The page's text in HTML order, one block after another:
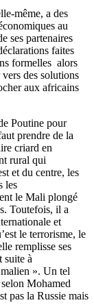
même, a des
au
ses partenaires
faites
formelles alors
des solutions
aux africains
Poutine pour
prendre de la
criard en
rural qui
et du centre, les
les
le Mali plongé
Toutefois, il a
et
le terrorisme, le
remplisse ses
suite à
». Un tel
Mohamed
pas la Russie mais